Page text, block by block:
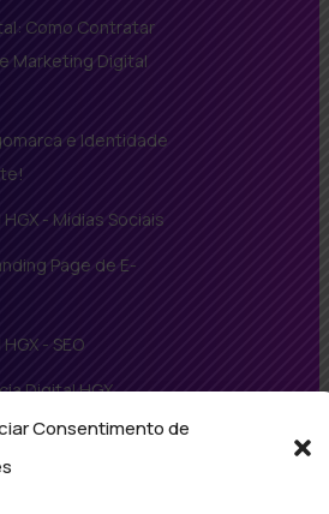
Consentimento de
Como Contratar
Marketing Digital
e Identidade
- Mídias Sociais
Page de E-
- SEO
Digital HGX
HGX - Tecnologia